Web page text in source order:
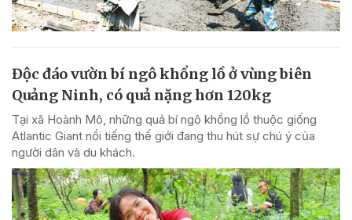
Độc đáo vườn bí ngô khổng lồ ở vùng biên
Quảng Ninh, có quả nặng hơn 120kg
Tại xã Hoành Mô, những quả bí ngô khổng lồ thuộc giống
Atlantic Giant nổi tiếng thế giới đang thu hút sự chú ý của
người dân và du khách.